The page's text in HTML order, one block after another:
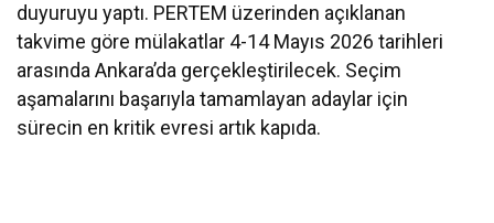
duyuruyu yaptı. PERTEM üzerinden açıklanan
takvime göre mülakatlar 4-14 Mayıs 2026 tarihleri
arasında Ankara’da gerçekleştirilecek. Seçim
aşamalarını başarıyla tamamlayan adaylar için
sürecin en kritik evresi artık kapıda.